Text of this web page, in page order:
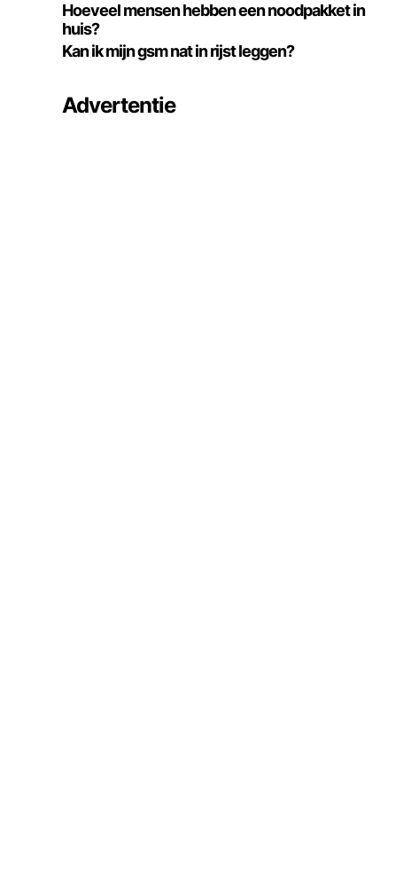
Hoeveel mensen hebben een noodpakket in
huis?
Kan ik mijn gsm nat in rijst leggen?
Advertentie